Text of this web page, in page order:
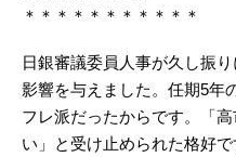
＊＊＊＊＊＊＊＊＊＊＊
日銀審議委員人事が久し振
影響を与えました。任期5年
フレ派だったからです。「
い」と受け止められた格好で